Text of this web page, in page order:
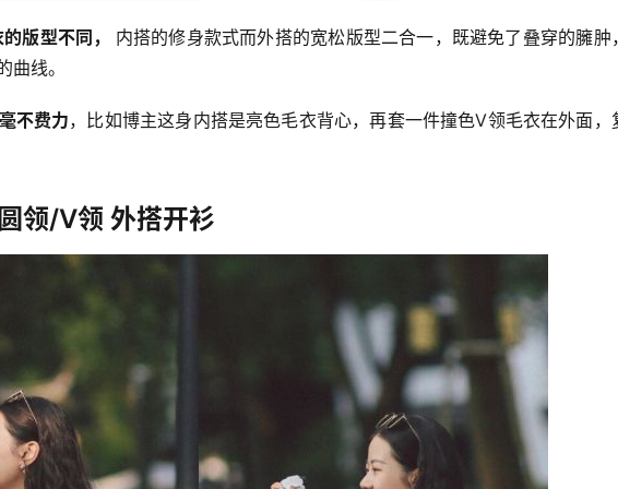
版型不同， 内搭的修身款式而外搭的宽松版型二合一，既避免了叠穿的臃肿
线。
不费力，比如博主这身内搭是亮色毛衣背心，再套一件撞色V领毛衣在外面，
领/V领 外搭开衫